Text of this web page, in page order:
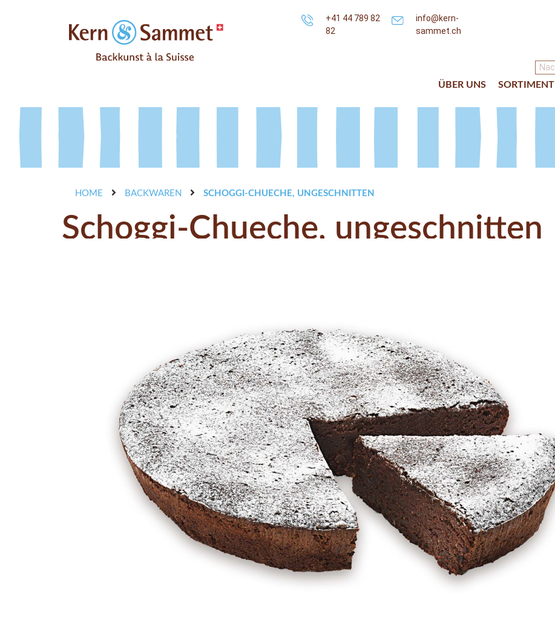
+41 44 789 82
82
info@kern-
sammet.ch
ÜBER UNS SORTIMENT
HOME BACKWAREN SCHOGGI-CHUECHE, UNGESCHNITTEN
Schoggi-Chueche, ungeschnitten